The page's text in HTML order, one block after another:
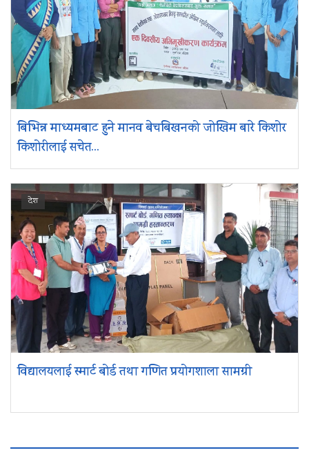
बिभिन्न माध्यमबाट हुने मानव बेचबिखनको जोखिम बारे किशोर
किशोरीलाई सचेत...
देश
विद्यालयलाई स्मार्ट बोर्ड तथा गणित प्रयोगशाला सामग्री